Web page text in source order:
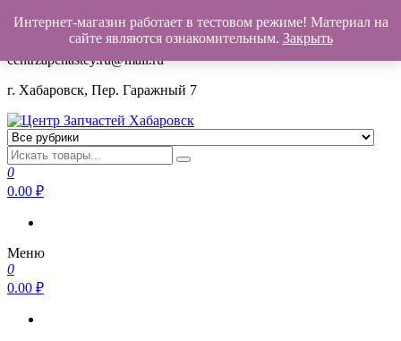
+7(962)503-00-25
centrzapchastey.ru@mail.ru
г. Хабаровск, Пер. Гаражный 7
Центр Запчастей Хабаровск
Запчасти для авто,
мото,бензопил,велосипедов,снегоходов,бензопил и т.д.
Хабаровск
0
0.00 ₽
Меню
0
0.00 ₽
Интернет-магазин работает в тестовом режиме! Материал на
сайте являются ознакомительным. Закрыть